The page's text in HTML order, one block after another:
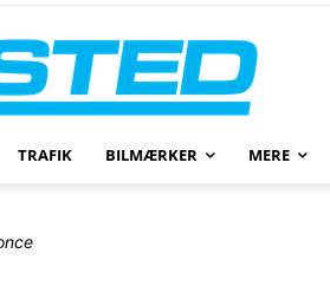
TRAFIK BILMÆRKER MERE